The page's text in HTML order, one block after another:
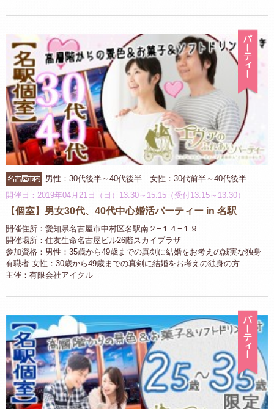
名古屋市内
男性：30代後半～40代後半 女性：30代前半～40代後半
開催日：2019年04月21日（日）13:30～15:15（受付13:15～13:30）
【個室】男女30代、40代中心婚活パーティー in 名駅
開催住所：愛知県名古屋市中村区名駅南２−１４−１９
開催場所：住友生命名古屋ビル26階スカイプラザ
参加資格：男性：35歳から49歳までの真剣に結婚をお考えの誠実な独身
有職者 女性：30歳から49歳までの真剣に結婚をお考えの独身の方
主催：有限会社アイクル
パ